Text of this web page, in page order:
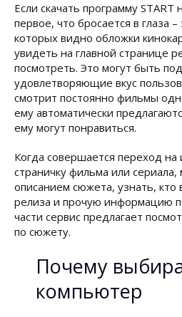
Если скачать программу
первое, что бросается в глаза
которых видно обложки
увидеть на главной странице
посмотреть. Это могут быть
удовлетворяющие вкус
смотрит постоянно фильмы
ему автоматически
ему могут понравиться.
Когда совершается переход
страничку фильма или
описанием сюжета, узнать, кто
релиза и прочую информацию
части сервис предлагает
по сюжету.
Почему
компьютер